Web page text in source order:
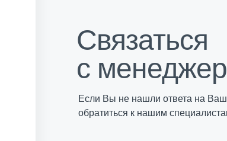
Связаться
с
Если Вы не нашли ответа на
обратиться к нашим